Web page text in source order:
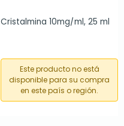
Cristalmina 10mg/ml, 25 ml
Este producto no está
disponible para su compra
en este país o región.